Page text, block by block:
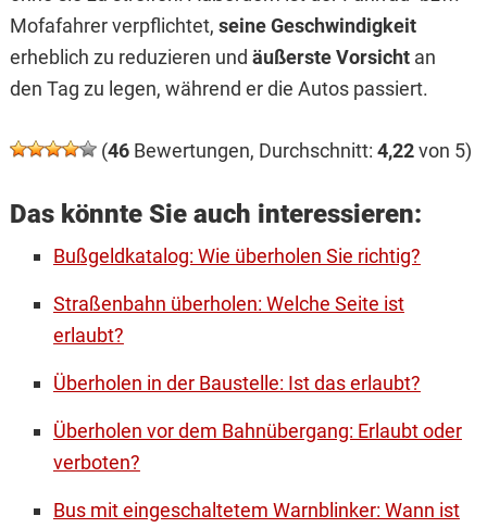
Mofafahrer verpflichtet, seine Geschwindigkeit
erheblich zu reduzieren und äußerste Vorsichtan
den Tag zu legen, während er die Autos passiert.
(46Bewertungen, Durchschnitt: 4,22von 5)
Das könnte Sie auch interessieren:
Bußgeldkatalog: Wie überholen Sie richtig?
Straßenbahn überholen: Welche Seite ist
erlaubt?
Überholen in der Baustelle: Ist das erlaubt?
Überholen vor dem Bahnübergang: Erlaubt oder
verboten?
Bus mit eingeschaltetem Warnblinker: Wann ist